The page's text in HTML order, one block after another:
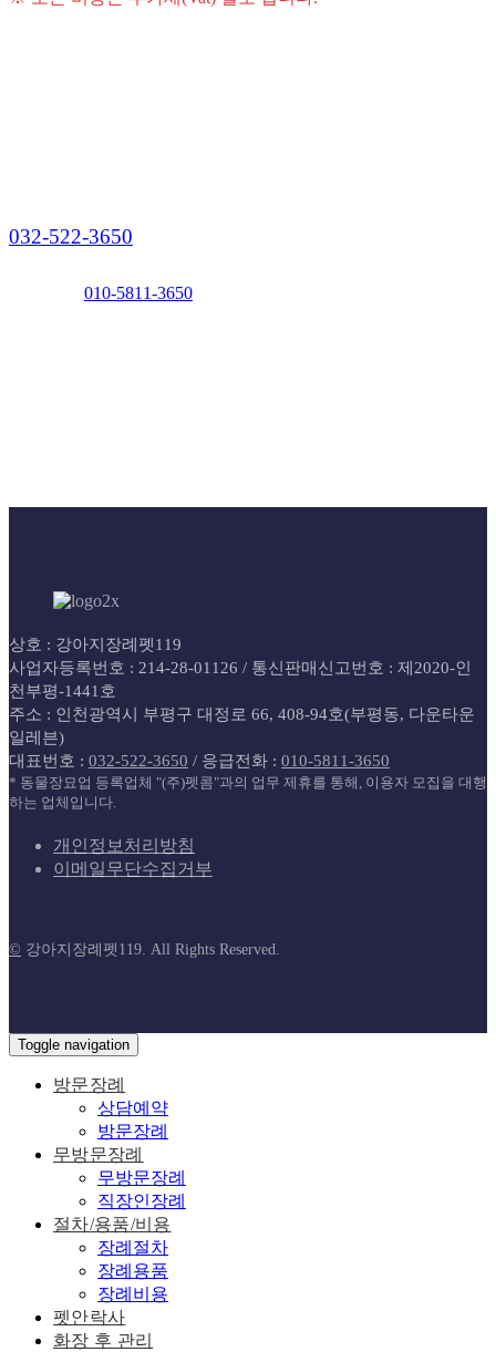
032-522-3650
010-5811-3650
상호 : 강아지장례펫119
사업자등록번호 : 214-28-01126 / 통신판매신고번호 : 제2020-인
천부평-1441호
주소 : 인천광역시 부평구 대정로 66, 408-94호(부평동, 다운타운
일레븐)
대표번호 : 032-522-3650 / 응급전화 : 010-5811-3650
* 동물장묘업 등록업체 "(주)펫콤"과의 업무 제휴를 통해, 이용자 모집을 대행
하는 업체입니다.
개인정보처리방침
이메일무단수집거부
© 강아지장례펫119. All Rights Reserved.
Toggle navigation
방문장례
상담예약
방문장례
무방문장례
무방문장례
직장인장례
절차/용품/비용
장례절차
장례용품
장례비용
펫안락사
화장 후 관리